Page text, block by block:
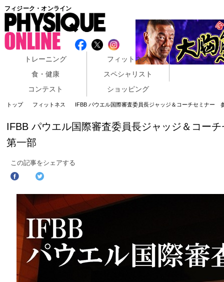
フィジーク・オンライン
トレーニング
フィットネス
食・健康
スペシャリスト
コンテスト
ショッピング
トップ フィットネス IFBB パウエル国際審査委員長ジャッジ＆コーチセミナー
IFBB パウエル国際審査委員長ジャッジ＆コー
第一部
この記事をシェアする